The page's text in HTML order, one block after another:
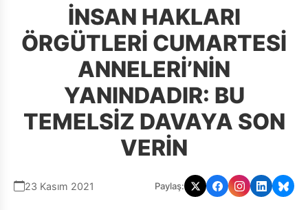
İNSAN HAKLARI
ÖRGÜTLERİ CUMARTESİ
ANNELERİ’NİN
YANINDADIR: BU
TEMELSİZ DAVAYA SON
VERİN
23 Kasım 2021 Paylaş: